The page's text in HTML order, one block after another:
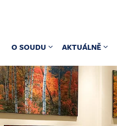
O SOUDU AKTUÁLNĚ